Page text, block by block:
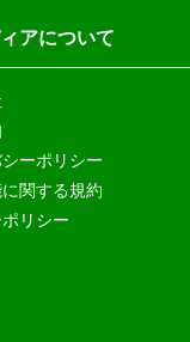
アについて
ーポリシー
関する規約
リシー